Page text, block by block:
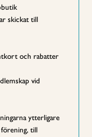
skickat till
och rabatter
vid
ytterligare
till